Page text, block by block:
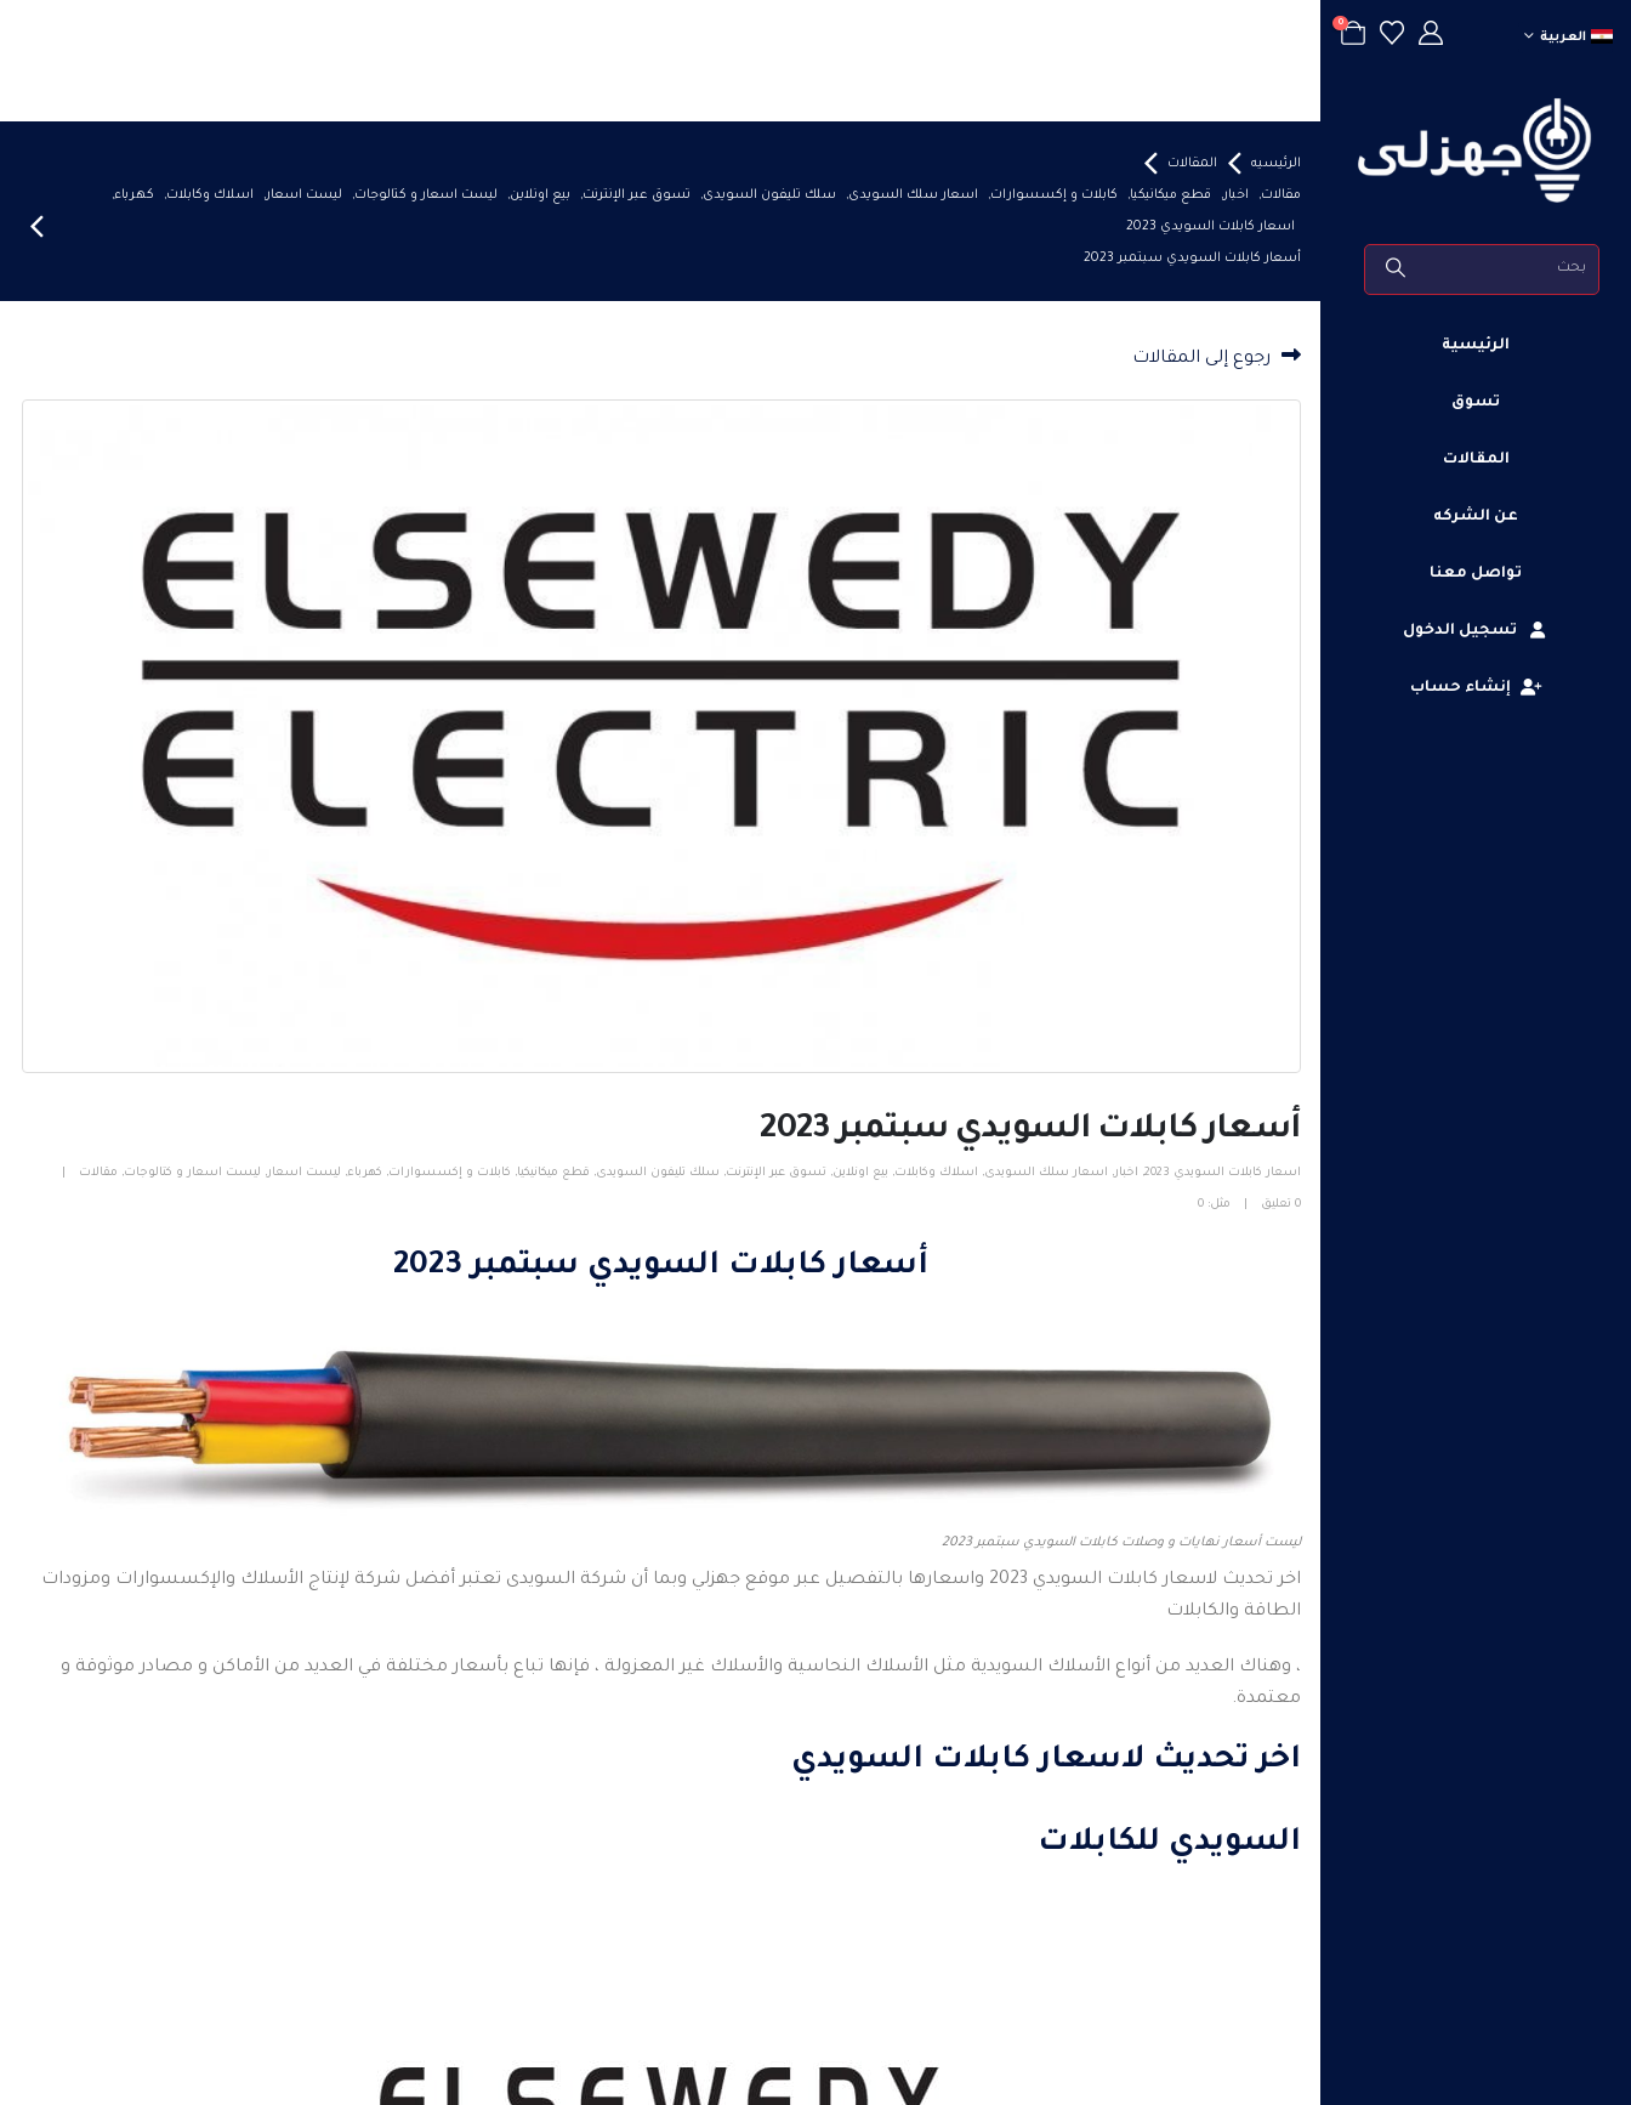
العربية
0
الرئيسية
تسوق
المقالات
عن الشركه
تواصل معنا
تسجيل الدخول
إنشاء حساب
الرئيسيه المقالات
مقالات, اخبار, قطع ميكانيكيا, كابلات و إكسسوارات, اسعار سلك السويدى, سلك تليفون السويدى, تسوق عبر الإنترنت, بيع اونلاين, ليست اسعار و كتالوجات, ليست اسعار, اسلاك وكابلات, كهرباء,
اسعار كابلات السويدي 2023
أسعار كابلات السويدي سبتمبر 2023
رجوع إلى المقالات
أسعار كابلات السويدي سبتمبر 2023
اسعار كابلات السويدي 2023 , اخبار, اسعار سلك السويدى, اسلاك وكابلات, بيع اونلاين, تسوق عبر الإنترنت, سلك تليفون السويدى, قطع ميكانيكيا, كابلات و إكسسوارات, كهرباء, ليست اسعار, ليست اسعار و كتالوجات, مقالات
0 تعليق مثل: 0
أسعار كابلات السويدي سبتمبر 2023
ليست أسعار نهايات و وصلات كابلات السويدي سبتمبر 2023
اخر تحديث لاسعار كابلات السويدي 2023 واسعارها بالتفصيل عبر موقع جهزلي
وبما أن شركة السويدى تعتبر أفضل شركة لإنتاج الأسلاك والإكسسوارات ومزودات
الطاقة والكابلات
، وهناك العديد من أنواع الأسلاك السويدية مثل الأسلاك النحاسية والأسلاك غير المعزولة ، فإنها تباع بأسعار مختلفة في العديد من الأماكن و مصادر موثوقة و
معتمدة.
اخر تحديث لاسعار كابلات السويدي
السويدي للكابلات